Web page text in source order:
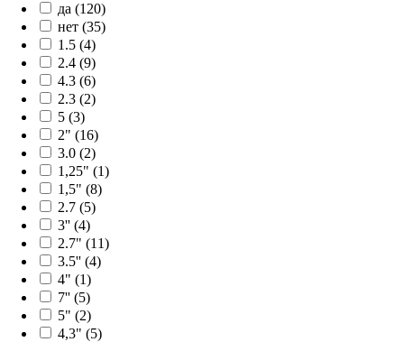
да (120)
нет (35)
1.5 (4)
2.4 (9)
4.3 (6)
2.3 (2)
5 (3)
2" (16)
3.0 (2)
1,25" (1)
1,5" (8)
2.7 (5)
3'' (4)
2.7" (11)
3.5'' (4)
4" (1)
7'' (5)
5" (2)
4,3" (5)